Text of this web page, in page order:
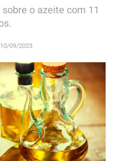
o azeite com 11
10/09/2023